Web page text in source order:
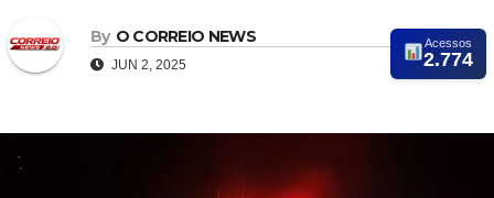
By O CORREIO NEWS
JUN 2, 2025
Acessos
2.774